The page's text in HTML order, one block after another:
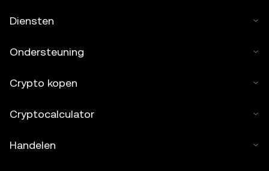
Diensten
Ondersteuning
Crypto kopen
Cryptocalculator
Handelen